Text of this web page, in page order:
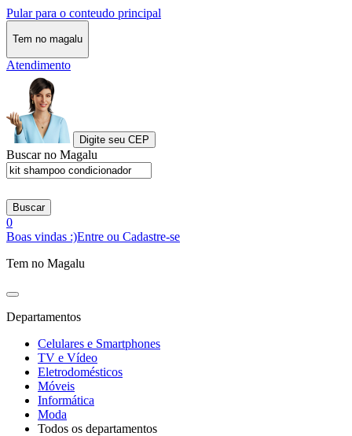
Pular para o conteudo principal
Tem no magalu
Atendimento
Digite seu CEP
Buscar no Magalu
Buscar
0
Boas vindas :)Entre ou Cadastre-se
Tem no Magalu
Departamentos
Celulares e Smartphones
TV e Vídeo
Eletrodomésticos
Móveis
Informática
Moda
Todos os departamentos